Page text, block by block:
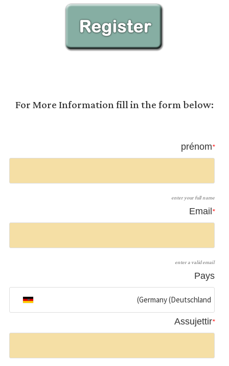
For More Information fill in the form below:
*
prénom
enter your full name
*
Email
enter a valid email
Pays
*
Assujettir